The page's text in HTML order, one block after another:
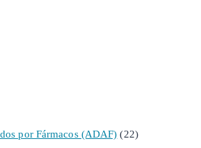
por Fármacos (ADAF) (22)